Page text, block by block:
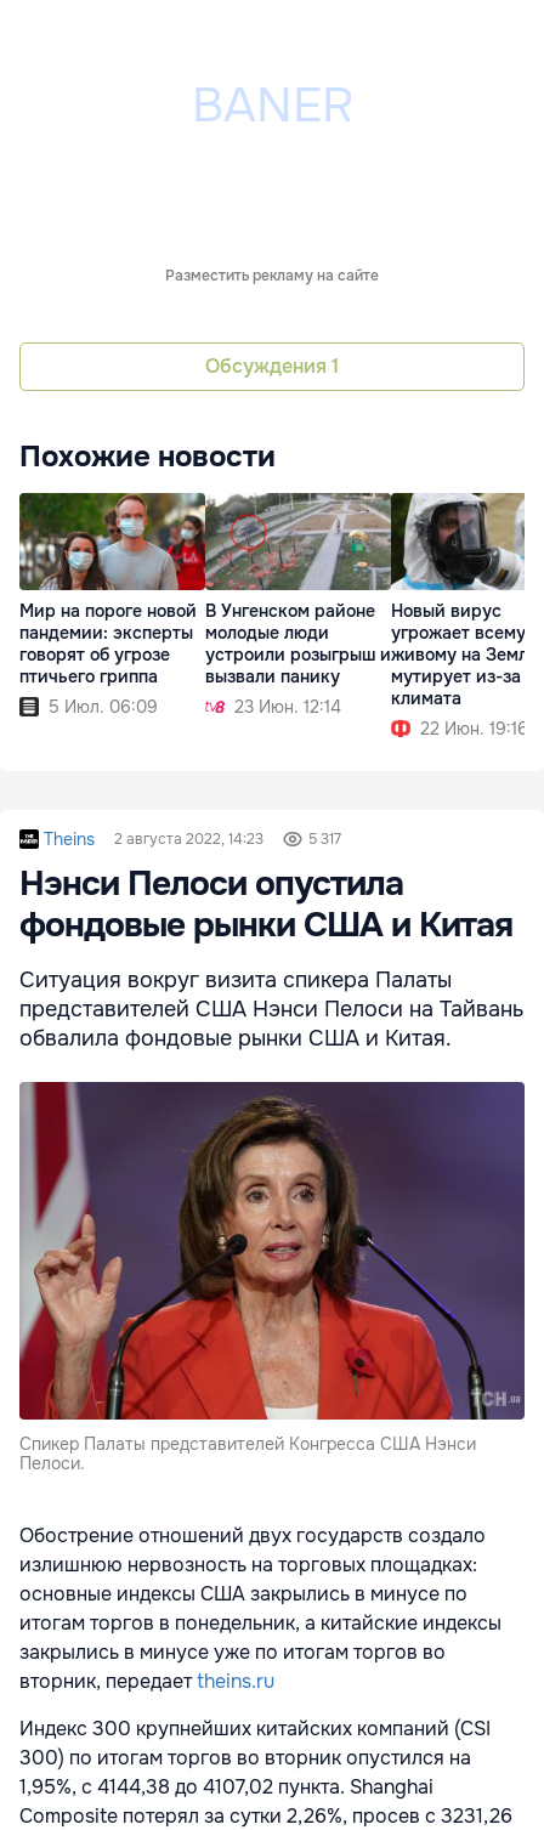
Разместить рекламу на сайте
Обсуждения 1
Похожие новости
Мир на пороге новой
пандемии: эксперты
говорят об угрозе
птичьего гриппа
5 Июл. 06:09
В Унгенском районе
молодые люди
устроили розыгрыш и
вызвали панику
23 Июн. 12:14
Новый вирус
угрожает всему
живому на Земле:
мутирует из-за
климата
22 Июн. 19:16
Theins 2 августа 2022, 14:23 5 317
Нэнси Пелоси опустила
фондовые рынки США и Китая
Ситуация вокруг визита спикера Палаты
представителей США Нэнси Пелоси на Тайвань
обвалила фондовые рынки США и Китая.
Спикер Палаты представителей Конгресса США Нэнси
Пелоси.
Обострение отношений двух государств создало
излишнюю нервозность на торговых площадках:
основные индексы США закрылись в минусе по
итогам торгов в понедельник, а китайские индексы
закрылись в минусе уже по итогам торгов во
вторник, передаетtheins.ru
Индекс 300 крупнейших китайских компаний (CSI
300) по итогам торгов во вторник опустился на
1,95%, с 4144,38 до 4107,02 пункта. Shanghai
Composite потерял за сутки 2,26%, просев с 3231,26